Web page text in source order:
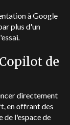
à Google
plus d'un
de
directement
en offrant des
de l'espace de